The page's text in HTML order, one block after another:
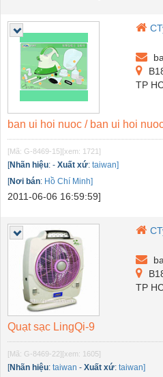
TP
ban ui hoi nuoc / ban ui hoi
[Mã: G-8469-15][xem: 1721]
[Nhãn hiệu: - Xuất xứ: taiwan]
[Nơi bán: Hồ Chí Minh]
2011-06-06 16:59:59]
TP
Quạt sạc LingQi-9
[Mã: G-8469-22][xem: 1605]
[Nhãn hiệu: taiwan - Xuất xứ: taiwan]